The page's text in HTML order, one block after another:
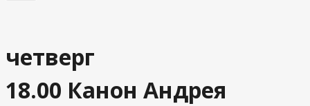
четверг
18.00 Канон Андрея